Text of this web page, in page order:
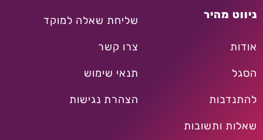
ניווט מהיר
אודות
הסגל
להתנדבות
שאלות ותשובות
שליחת שאלה למוקד
צרו קשר
תנאי שימוש
הצהרת נגישות